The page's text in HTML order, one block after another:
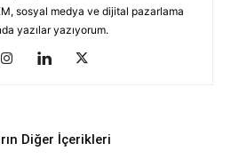
sosyal medya ve dijital pazarlama
yazılar yazıyorum.
Diğer İçerikleri